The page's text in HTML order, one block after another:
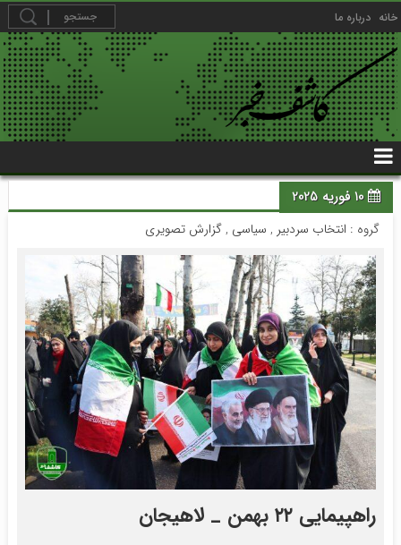
خانه درباره ما
10 فوریه 2025
گروه : انتخاب سردبیر , سیاسی ,گزارش تصویری
راهپیمایی ۲۲ بهمن _ لاهیجان